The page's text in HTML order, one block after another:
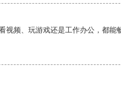
频、玩游戏还是工作办公，都